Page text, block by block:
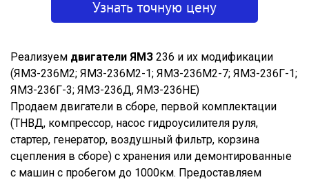
Реализуем двигатели ЯМЗ 236 и их модификации
(ЯМЗ-236М2; ЯМЗ-236М2-1; ЯМЗ-236М2-7; ЯМЗ-236Г-1;
ЯМЗ-236Г-3; ЯМЗ-236Д, ЯМЗ-236НЕ)
Продаем двигатели в сборе, первой комплектации
(ТНВД, компрессор, насос гидроусилителя руля,
стартер, генератор, воздушный фильтр, корзина
сцепления в сборе) с хранения или демонтированные
с машин с пробегом до 1000км. Предоставляем